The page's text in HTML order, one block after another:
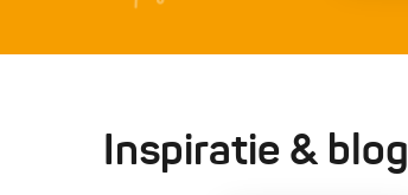
Inspiratie & blog